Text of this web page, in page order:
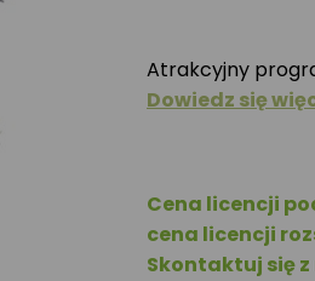
Atrakcyjny
Dowiedz się
Cena licencji
cena licencji
Skontaktuj się